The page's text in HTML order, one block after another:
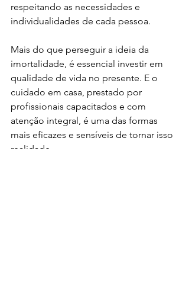
respeitando as necessidades e
individualidades de cada pessoa.
Mais do que perseguir a ideia da
imortalidade, é essencial investir em
qualidade de vida no presente. E o
cuidado em casa, prestado por
profissionais capacitados e com
atenção integral, é uma das formas
mais eficazes e sensíveis de tornar isso
realidade.